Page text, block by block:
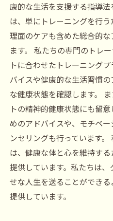
康的な生活を支援する指導
は、単にトレーニングを行
理面のケアも含めた総合的
ます。 私たちの専門のトレ
トに合わせたトレーニング
バイスや健康的な生活習慣
な健康状態を確認します。
トの精神的健康状態にも留
めのアドバイスや、モチベ
ンセリングも行っています
は、健康な体と心を維持す
提供しています。私たちは
せな人生を送ることができ
提供しています。